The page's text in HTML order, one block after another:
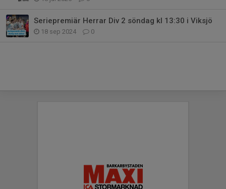
Seriepremiär Herrar Div 2 söndag kl 13:30 i Viksjö
18 sep 2024 0